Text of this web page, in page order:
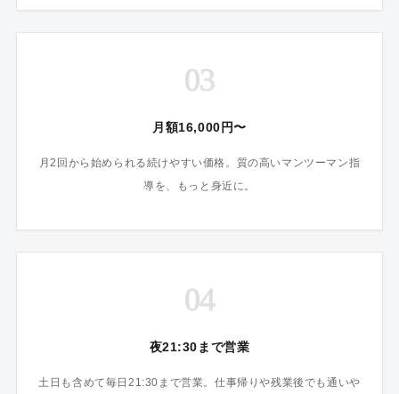
03
月額16,000円〜
月2回から始められる続けやすい価格。質の高いマンツーマン指
導を、もっと身近に。
04
夜21:30まで営業
土日も含めて毎日21:30まで営業。仕事帰りや残業後でも通いや